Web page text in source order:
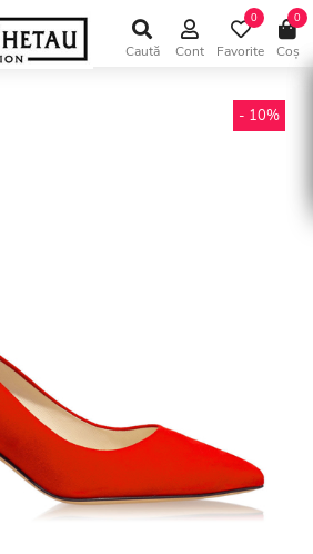
Caută Cont Favorite
0
Coș
0
- 10%